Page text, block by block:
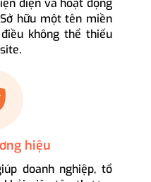
diện và hoạt động
hữu một tên miền
không thể thiếu
hiệu
doanh nghiệp, tổ